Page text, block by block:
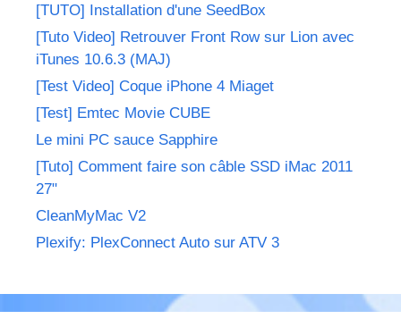
[TUTO] Installation d'une SeedBox
[Tuto Video] Retrouver Front Row sur Lion avec
iTunes 10.6.3 (MAJ)
[Test Video] Coque iPhone 4 Miaget
[Test] Emtec Movie CUBE
Le mini PC sauce Sapphire
[Tuto] Comment faire son câble SSD iMac 2011
27"
CleanMyMac V2
Plexify: PlexConnect Auto sur ATV 3